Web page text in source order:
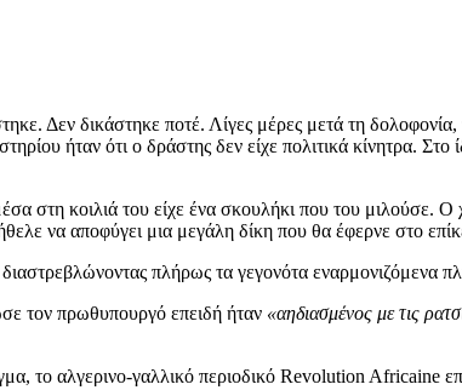
Δεν δικάστηκε ποτέ. Λίγες μέρες μετά τη
ήταν ότι ο δράστης δεν είχε πολιτικά κίνητρα.
στη κοιλιά του είχε ένα σκουλήκι που του μιλούσε.
να αποφύγει μια μεγάλη δίκη που θα έφερνε στο
πλήρως τα γεγονότα
τον πρωθυπουργό επειδή ήταν «αηδιασμένος με τις
το αλγερινο-γαλλικό περιοδικό Revolution Africaine